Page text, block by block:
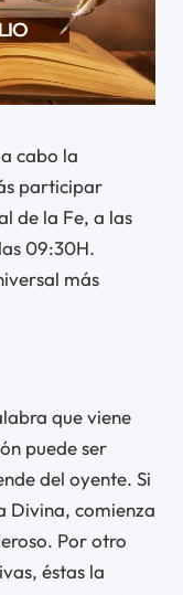
cabo la
participar
de la Fe, a las
09:30H.
más
que viene
puede ser
del oyente. Si
Divina, comienza
Por otro
éstas la